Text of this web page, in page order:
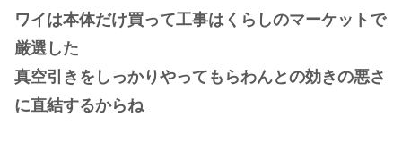
ワイは本体だけ買って工事はくらしのマーケットで
厳選した
真空引きをしっかりやってもらわんとの効きの悪さ
に直結するからね